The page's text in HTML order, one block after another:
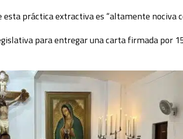
esta práctica extractiva es “altamente nociva
para entregar una carta firmada por